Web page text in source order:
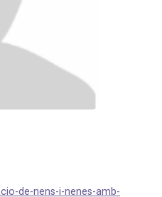
de-nens-i-nenes-amb-